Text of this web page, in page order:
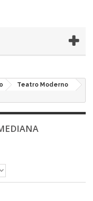
Teatro Moderno